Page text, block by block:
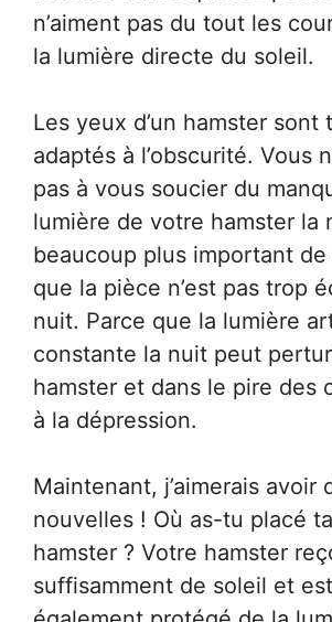
n’aiment pas du tout les
la lumière directe du soleil.
Les yeux d’un hamster sont
adaptés à l’obscurité. Vous
pas à vous soucier du
lumière de votre hamster la
beaucoup plus important de
que la pièce n’est pas trop
nuit. Parce que la lumière
constante la nuit peut
hamster et dans le pire des
à la dépression.
Maintenant, j’aimerais avoir
nouvelles ! Où as-tu placé
hamster ? Votre hamster
suffisamment de soleil et